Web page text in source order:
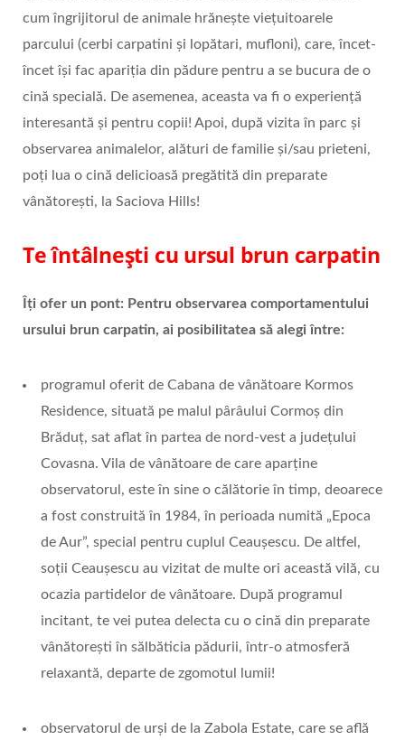
cum îngrijitorul de animale hrănește viețuitoarele
parcului (cerbi carpatini și lopătari, mufloni), care, încet-
încet își fac apariția din pădure pentru a se bucura de o
cină specială. De asemenea, aceasta va fi o experiență
interesantă și pentru copii! Apoi, după vizita în parc și
observarea animalelor, alături de familie și/sau prieteni,
poți lua o cină delicioasă pregătită din preparate
vânătorești, la Saciova Hills!
Te întâlnești cu ursul brun carpatin
Îți ofer un pont: Pentru observarea comportamentului
ursului brun carpatin, ai posibilitatea să alegi între:
programul oferit de Cabana de vânătoare Kormos
Residence, situată pe malul pârâului Cormoş din
Brăduț, sat aflat în partea de nord-vest a județului
Covasna. Vila de vânătoare de care aparține
observatorul, este în sine o călătorie în timp, deoarece
a fost construită în 1984, în perioada numită „Epoca
de Aur”, special pentru cuplul Ceaușescu. De altfel,
soții Ceaușescu au vizitat de multe ori această vilă, cu
ocazia partidelor de vânătoare. După programul
incitant, te vei putea delecta cu o cină din preparate
vânătorești în sălbăticia pădurii, într-o atmosferă
relaxantă, departe de zgomotul lumii!
observatorul de urși de la Zabola Estate, care se află